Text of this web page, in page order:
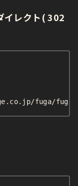
イレクト( 302
fuga/fuga/